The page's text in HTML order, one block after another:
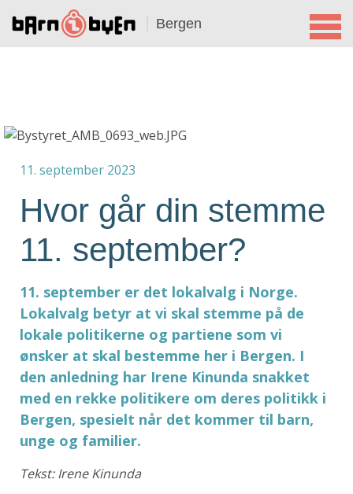
Bergen
11. september 2023
Hvor går din stemme
11. september?
11. september er det lokalvalg i Norge.
Lokalvalg betyr at vi skal stemme på de
lokale politikerne og partiene som vi
ønsker at skal bestemme her i Bergen. I
den anledning har Irene Kinunda snakket
med en rekke politikere om deres politikk i
Bergen, spesielt når det kommer til barn,
unge og familier.
Tekst: Irene Kinunda